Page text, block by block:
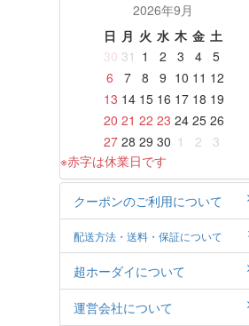
2026年9月
日 月 火 水 木 金 土
30 31 1 2 3 4
5
6
7 8 9 10 11 12
13 14 15 16 17 18 19
20 21 22 23 24 25 26
27 28 29 30 1 2
3
※赤字は休業日です
クーポンのご利用について
配送方法・送料・保証について
超ホーダイについて
運営会社について